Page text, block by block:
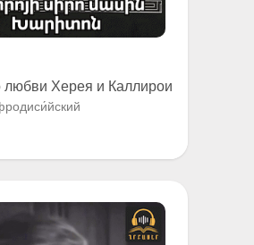
любви Херея и Каллирои